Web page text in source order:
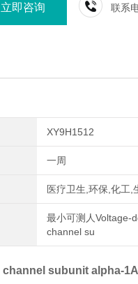
立即咨询 联系
XY9H1512
一周
医疗卫生,环保,化工,
最小可测人Voltage-
channel su
subunit alpha-